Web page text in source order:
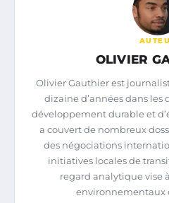
OLIVIER
Olivier Gauthier est
dizaine d’années dans les
développement durable et
a couvert de nombreux
des négociations
initiatives locales de
regard analytique vise
environnementaux